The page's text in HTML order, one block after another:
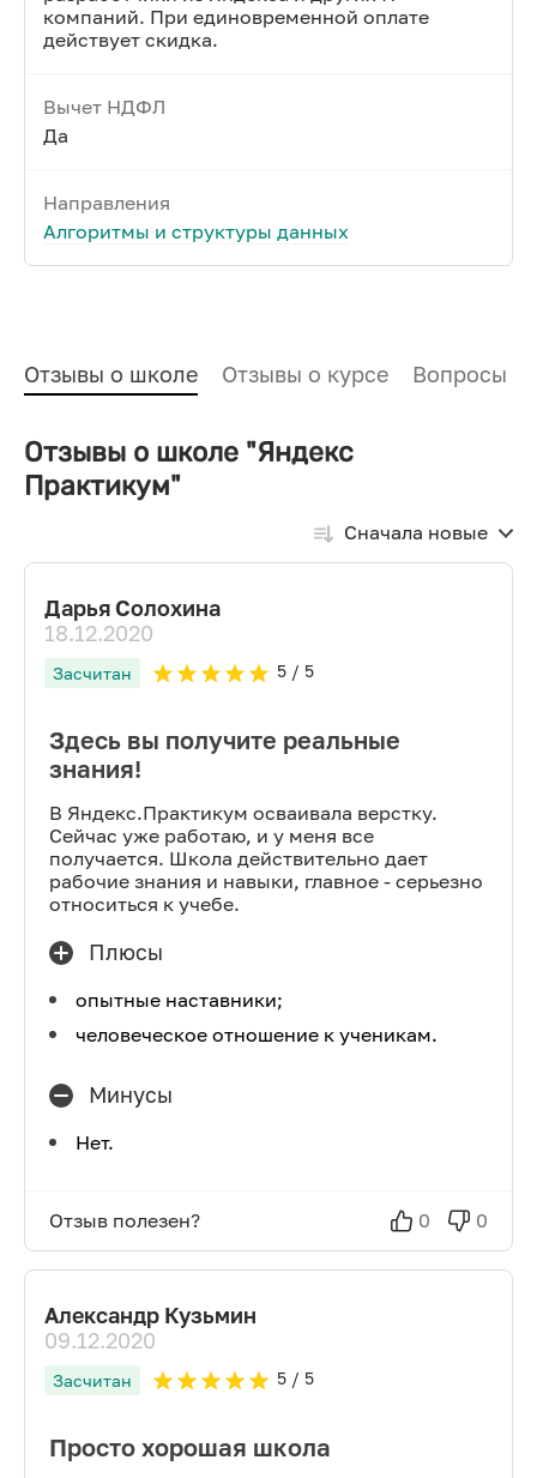
компаний. При единовременной оплате
действует скидка.
Вычет НДФЛ
Да
Направления
Алгоритмы и структуры данных
Отзывы о школе Отзывы о курсе Вопросы и
Отзывы о школе "Яндекс
Практикум"
Сначала новые
Дарья Солохина
18.12.2020
Засчитан 5/ 5
Здесь вы получите реальные
знания!
В Яндекс.Практикум осваивала верстку.
Сейчас уже работаю, и у меня все
получается. Школа действительно дает
рабочие знания и навыки, главное - серьезно
относиться к учебе.
Плюсы
опытные наставники;
человеческое отношение к ученикам.
Минусы
Нет.
Отзыв полезен? 0 0
Александр Кузьмин
09.12.2020
Засчитан 5/ 5
Просто хорошая школа